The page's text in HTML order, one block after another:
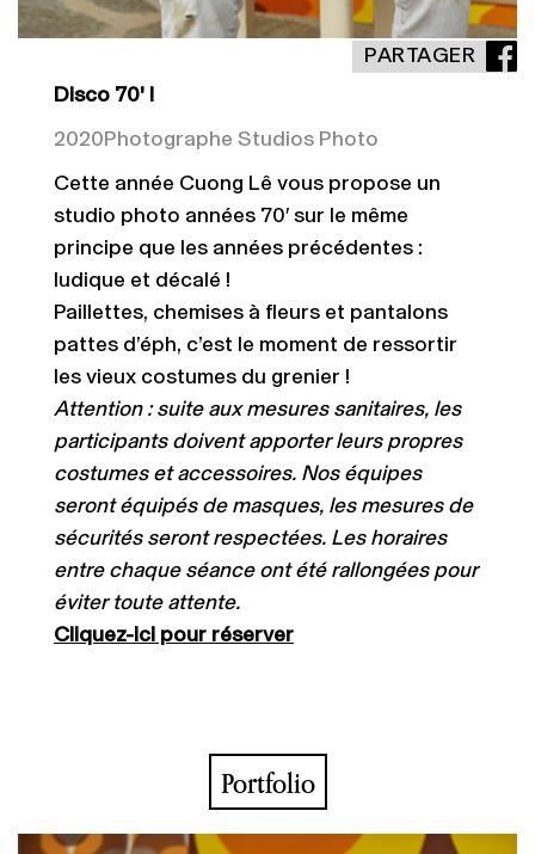
PARTAGER
Disco 70' !
2020 Photographe Studios Photo
Cette année Cuong Lê vous propose un
studio photo années 70′ sur le même
principe que les années précédentes :
ludique et décalé !
Paillettes, chemises à fleurs et pantalons
pattes d’éph, c’est le moment de ressortir
les vieux costumes du grenier !
Attention : suite aux mesures sanitaires, les
participants doivent apporter leurs propres
costumes et accessoires. Nos équipes
seront équipés de masques, les mesures de
sécurités seront respectées. Les horaires
entre chaque séance ont été rallongées pour
éviter toute attente.
Cliquez-ici pour réserver
Portfolio